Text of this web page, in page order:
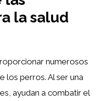
la salud
numerosos
los perros. Al ser una
ayudan a combatir el